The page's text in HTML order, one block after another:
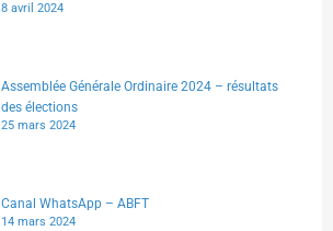
8 avril 2024
Assemblée Générale Ordinaire 2024 – résultats
des élections
25 mars 2024
Canal WhatsApp – ABFT
14 mars 2024